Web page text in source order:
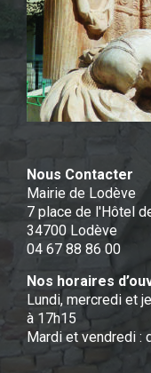
Nous Contacter
Mairie de Lodève
7 place de l'Hôtel
34700 Lodève
04 67 88 86 00
Nos horaires
Lundi, mercredi et
à 17h15
Mardi et vendredi :